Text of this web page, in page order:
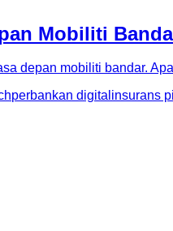
Mobiliti
depan mobiliti bandar.
perbankan digital insurans